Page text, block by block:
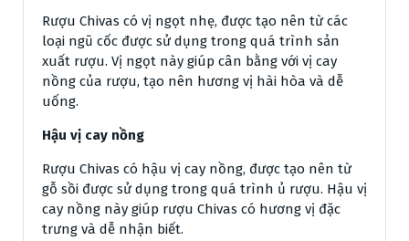
Rượu Chivas có vị ngọt nhẹ, được tạo nên từ các
loại ngũ cốc được sử dụng trong quá trình sản
xuất rượu. Vị ngọt này giúp cân bằng với vị cay
nồng của rượu, tạo nên hương vị hài hòa và dễ
uống.
Hậu vị cay nồng
Rượu Chivas có hậu vị cay nồng, được tạo nên từ
gỗ sồi được sử dụng trong quá trình ủ rượu. Hậu vị
cay nồng này giúp rượu Chivas có hương vị đặc
trưng và dễ nhận biết.